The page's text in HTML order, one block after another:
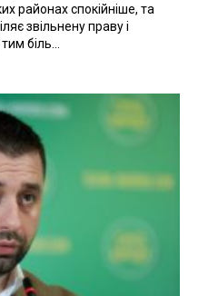
районах спокійніше, та
звільнену праву і
біль...